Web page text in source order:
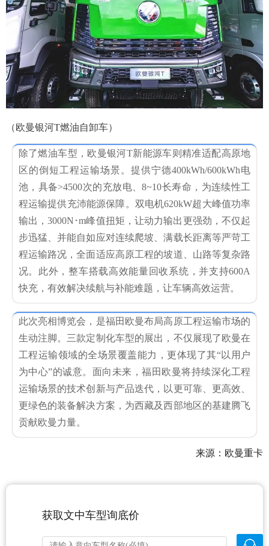
（欧曼银河T燃油自卸车）
除了燃油车型，欧曼银河T新能源车则精准适配高原地
区的倒短工程运输场景。提供宁德400kWh/600kWh电
池，具备>4500次的充放电、8~10长寿命，为连续性工
程运输提供充沛能源保障。双电机620kW超大峰值功率
输出，3000N･m峰值扭矩，让动力输出更强劲，不仅起
步迅猛、并能自如应对连续爬坡、满载长距离等严苛工
程运输路况，全面适应高原工程的坡道、山路等复杂路
况。此外，整车搭载高效能量回收系统，并支持600A
快充，有效解决续航与补能难题，让车辆高效运营。
此次亮相博览会，是福田欧曼布局高原工程运输市场的
生动注脚。三款定制化车型的展出，不仅展现了欧曼在
工程运输领域的全场景覆盖能力，更体现了其“以用户
为中心”的诚意。面向未来，福田欧曼将持续深化工程
运输场景的技术创新与产品迭代，以更可靠、更高效、
更绿色的装备解决方案，为西藏及西部地区的基建腾飞
贡献欧曼力量。
来源：欧曼重卡
获取文中车型询底价